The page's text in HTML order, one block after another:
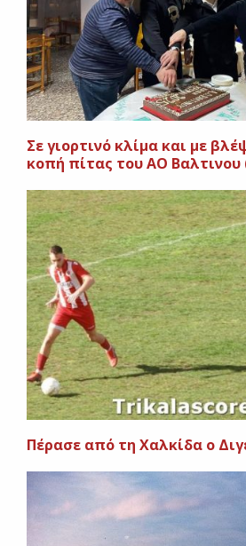
Σε γιορτινό κλίμα και με
κοπή πίτας του ΑΟ Βαλτινου
Πέρασε από τη Χαλκίδα ο